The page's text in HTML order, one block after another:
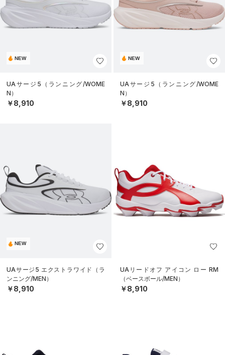
NEW
UAサージ5（ランニング/WOME
N）
￥8,910
NEW
UAサージ5（ランニング/WOME
N）
￥8,910
NEW
UAサージ5 エクストラワイド（ラ
ンニング/MEN）
￥8,910
UAリードオフ アイコン ロー RM
（ベースボール/MEN）
￥8,910